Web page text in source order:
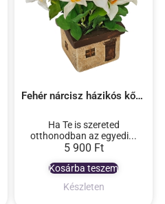
Készleten
Fehér nárcisz házikós kőkaspóban
5 900 Ft
Ha Te is szereted
otthonodban az egyedi...
Kosárba teszem